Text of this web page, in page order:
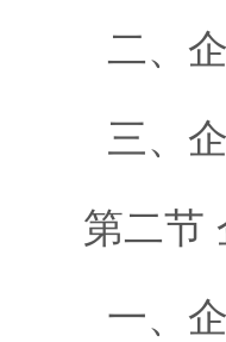
二、企
三、企
第二节
一、